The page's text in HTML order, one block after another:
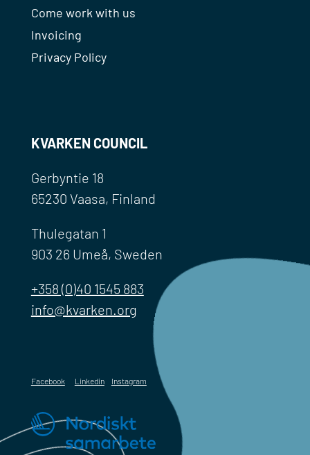
Come work with us
Invoicing
Privacy Policy
KVARKEN COUNCIL
Gerbyntie 18
65230 Vaasa, Finland
Thulegatan 1
903 26 Umeå, Sweden
+358 (0)40 1545 883
info@kvarken.org
Facebook Linkedin Instagram